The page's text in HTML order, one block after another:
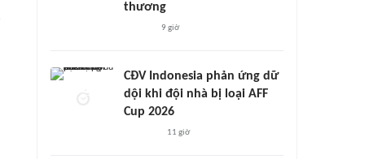
thương
9 giờ
CĐV Indonesia phản ứng dữ
dội khi đội nhà bị loại AFF
Cup 2026
11 giờ